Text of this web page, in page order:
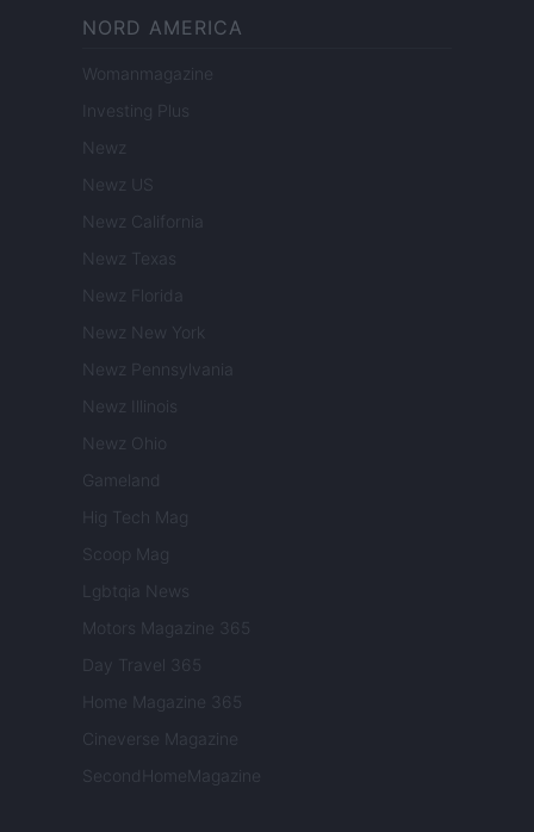
NORD AMERICA
Womanmagazine
Investing Plus
Newz
Newz US
Newz California
Newz Texas
Newz Florida
Newz New York
Newz Pennsylvania
Newz Illinois
Newz Ohio
Gameland
Hig Tech Mag
Scoop Mag
Lgbtqia News
Motors Magazine 365
Day Travel 365
Home Magazine 365
Cineverse Magazine
SecondHomeMagazine